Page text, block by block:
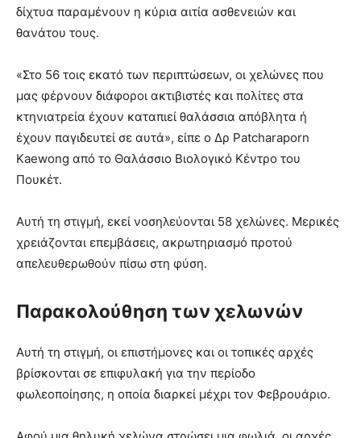
δίχτυα παραμένουν η κύρια αιτία ασθενειών και
θανάτου τους.
«Στο 56 τοις εκατό των περιπτώσεων, οι χελώνες που
μας φέρνουν διάφοροι ακτιβιστές και πολίτες στα
κτηνιατρεία έχουν καταπιεί θαλάσσια απόβλητα ή
έχουν παγιδευτεί σε αυτά», είπε ο Δρ Patcharaporn
Kaewong από το Θαλάσσιο Βιολογικό Κέντρο του
Πουκέτ.
Αυτή τη στιγμή, εκεί νοσηλεύονται 58 χελώνες. Μερικές
χρειάζονται επεμβάσεις, ακρωτηριασμό προτού
απελευθερωθούν πίσω στη φύση.
Παρακολούθηση των χελωνών
Αυτή τη στιγμή, οι επιστήμονες και οι τοπικές αρχές
βρίσκονται σε επιφυλακή για την περίοδο
φωλεοποίησης, η οποία διαρκεί μέχρι τον Φεβρουάριο.